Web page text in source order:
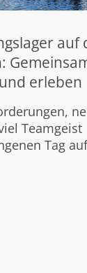
auf
erleben
Teamgeist
Tag